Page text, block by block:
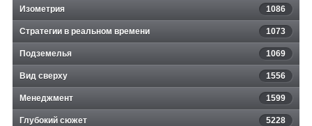
Изометрия 1086
Стратегии в реальном времени 1073
Подземелья 1069
Вид сверху 1556
Менеджмент 1599
Глубокий сюжет 5228